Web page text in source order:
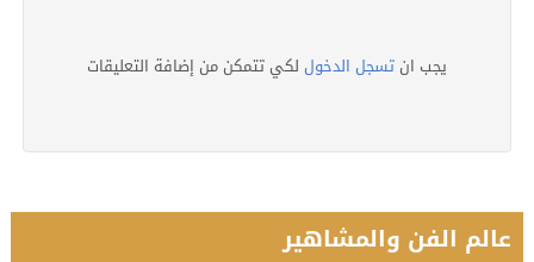
يجب ان تسجل الدخول لكي تتمكن من إضافة التعليقات
عالم الفن والمشاهير